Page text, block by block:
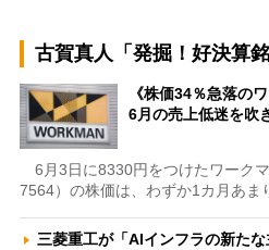
古賀真人「発掘！好決算銘
《株価34％急落の
6月の売上低迷を吹
6月3日に8330円をつけたワーク
7564）の株価は、わずか1カ月あま
三菱重工が「AIインフラの新た